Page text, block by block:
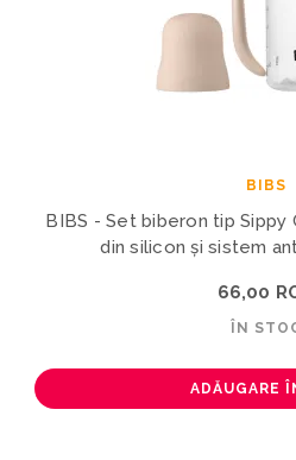
BIBS
BIBS - Set biberon tip Sippy
din silicon și sistem
66,00
ÎN
ADĂUGARE